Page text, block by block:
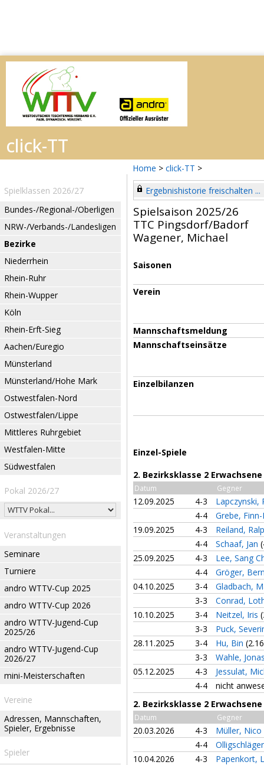
Home > click-TT >
Spielklassen 2026/27
Bundes-/Regional-/Oberligen
NRW-/Verbands-/Landesligen
Bezirke
Niederrhein
Rhein-Ruhr
Rhein-Wupper
Köln
Rhein-Erft-Sieg
Aachen/Euregio
Münsterland
Münsterland/Hohe Mark
Ostwestfalen-Nord
Ostwestfalen/Lippe
Mittleres Ruhrgebiet
Westfalen-Mitte
Südwestfalen
Pokal 2026/27
Veranstaltungen
Seminare
Turniere
andro WTTV-Cup 2025
andro WTTV-Cup 2026
andro WTTV-Jugend-Cup
2025/26
andro WTTV-Jugend-Cup
2026/27
mini-Meisterschaften
Vereine
Adressen, Mannschaften,
Spieler, Ergebnisse
Spieler
Ergebnishistorie freischalten ...
Spielsaison 2025/26
TTC Pingsdorf/Badorf
Wagener, Michael
Saisonen
Verein
Mannschaftsmeldung
Mannschaftseinsätze
Einzelbilanzen
Einzel-Spiele
2. Bezirksklasse 2
Datum Gegner
12.09.2025 4-3
Lapczynski,
4-4
Grebe,
19.09.2025
4-3
Reiland,
4-4
Schaaf, Jan
25.09.2025
4-3
Lee, Sang
4-4
Gröger,
04.10.2025
3-4
Gladbach,
3-3
Conrad,
10.10.2025
3-4 Neitzel, Iris
3-3
Puck,
28.11.2025
3-4 Hu, Bin
3-3
Wahle,
05.12.2025
4-3
Jessulat,
4-4
nicht
2. Bezirksklasse 2
Datum Gegner
20.03.2026 4-3
Müller, Nico
4-4
10.04.2026
4-3
Papenkort,